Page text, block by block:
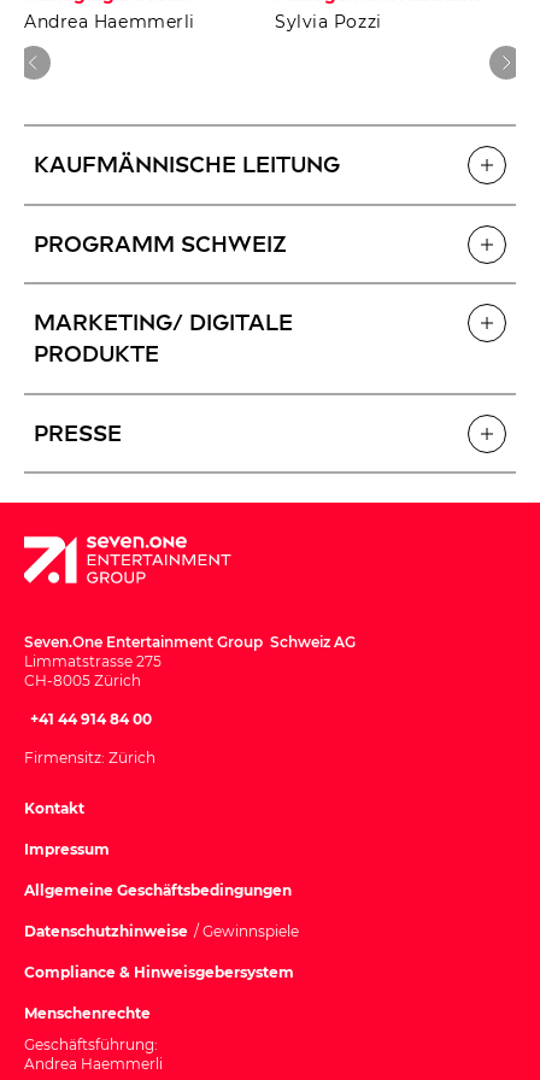
Andrea Haemmerli
Sylvia Pozzi
Kaufmännische Leitung
Programm Schweiz
Marketing/ Digitale
Produkte
Presse
Seven.One Entertainment Group Schweiz AG
Limmatstrasse 275
CH-8005 Zürich
+41 44 914 84 00
Firmensitz: Zürich
Kontakt
Impressum
Allgemeine Geschäftsbedingungen
Datenschutzhinweise / Gewinnspiele
Compliance & Hinweisgebersystem
Menschenrechte
Geschäftsführung:
Andrea Haemmerli